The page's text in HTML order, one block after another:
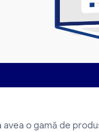
o gamă de